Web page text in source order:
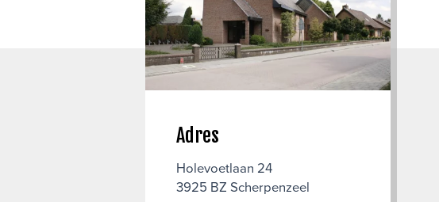
Adres
Holevoetlaan 24
3925 BZ Scherpenzeel